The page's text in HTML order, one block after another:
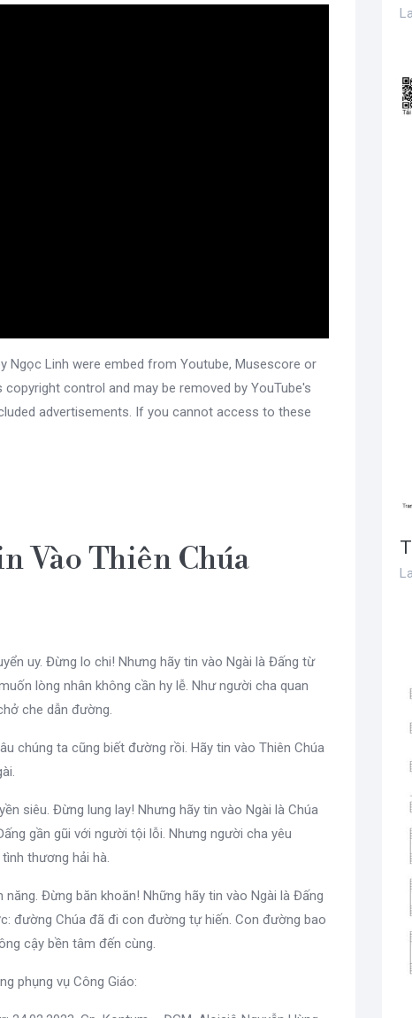
Ngọc Linh were embed from Youtube, Musescore or
control and may be removed by YouTube's
advertisements. If you cannot access to these
Vào Thiên Chúa
uy. Đừng lo chi! Nhưng hãy tin vào Ngài là Đấng từ
lòng nhân không cần hy lễ. Như người cha quan
che dẫn đường.
chúng ta cũng biết đường rồi. Hãy tin vào Thiên Chúa
siêu. Đừng lung lay! Nhưng hãy tin vào Ngài là Chúa
gần gũi với người tội lỗi. Nhưng người cha yêu
thương hải hà.
Đừng băn khoăn! Những hãy tin vào Ngài là Đấng
đường Chúa đã đi con đường tự hiến. Con đường bao
cậy bền tâm đến cùng.
phụng vụ Công Giáo: